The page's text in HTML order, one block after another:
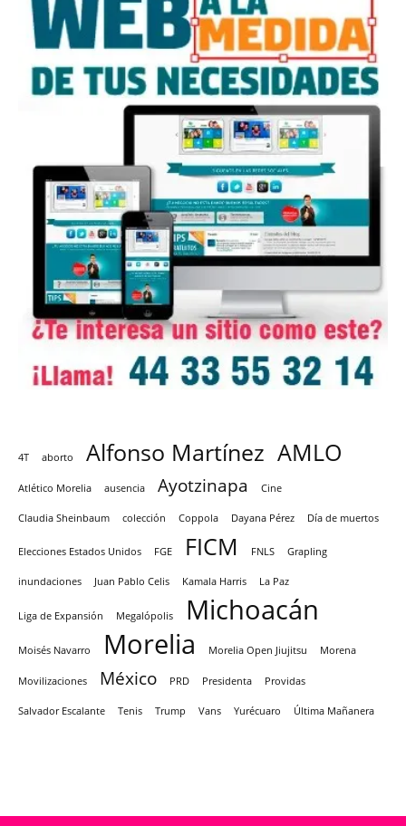
4T aborto Alfonso Martínez AMLO
Atlético Morelia ausencia Ayotzinapa Cine
Claudia Sheinbaum colección Coppola Dayana Pérez Día de muertos
Elecciones Estados Unidos FGE FICM FNLS Grapling
inundaciones Juan Pablo Celis Kamala Harris La Paz
Liga de Expansión Megalópolis Michoacán
Moisés Navarro Morelia Morelia Open Jiujitsu Morena
Movilizaciones México PRD Presidenta Providas
Salvador Escalante Tenis Trump Vans Yurécuaro Última Mañanera